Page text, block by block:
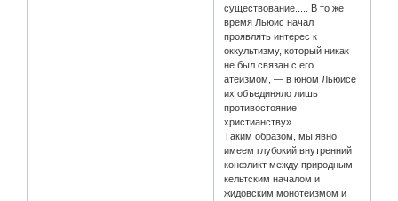
существование..... В то же
время Льюис начал
проявлять интерес к
оккультизму, который никак
не был связан с его
атеизмом, — в юном Льюисе
их объединяло лишь
противостояние
христианству».
Таким образом, мы явно
имеем глубокий внутренний
конфликт между природным
кельтским началом и
жидовским монотеизмом и